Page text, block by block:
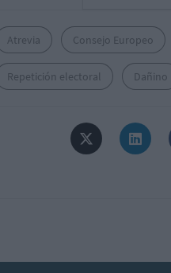
Atrevia Consejo Europeo
Repetición electoral Dañino